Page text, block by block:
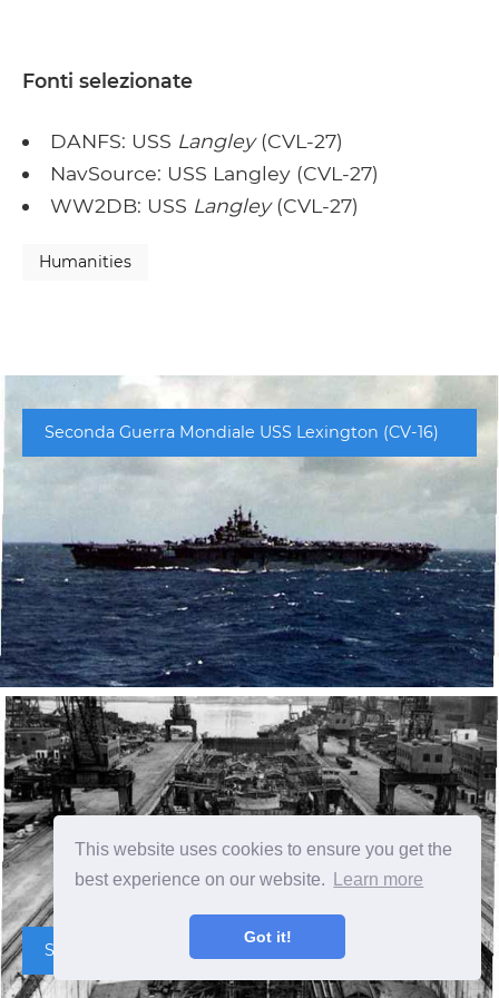
This website uses cookies to ensure you get the
best experience on our website.
Learn more
Got it!
Fonti selezionate
DANFS: USS Langley(CVL-27)
NavSource: USS Langley (CVL-27)
WW2DB: USS Langley(CVL-27)
Humanities
Seconda Guerra Mondiale USS Lexington (CV-16)
Seconda Guerra Mondiale USS Kentucky (BB-66)